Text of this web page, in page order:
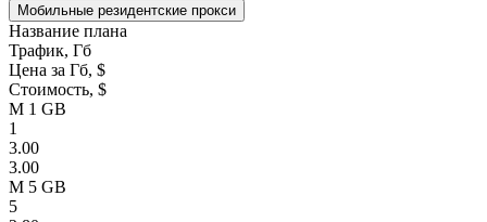
Мобильные резидентские прокси
Название плана
Трафик, Гб
Цена за Гб, $
Стоимость, $
M 1 GB
1
3.00
3.00
M 5 GB
5